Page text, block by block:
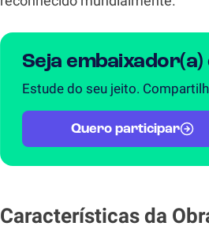
Seja
Estude do seu jeito.
Quero participar
Características da